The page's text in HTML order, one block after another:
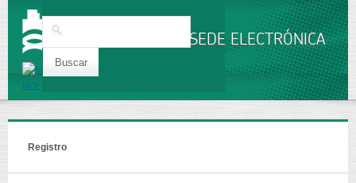
Buscar
SEDE ELECTRÓNICA
Registro